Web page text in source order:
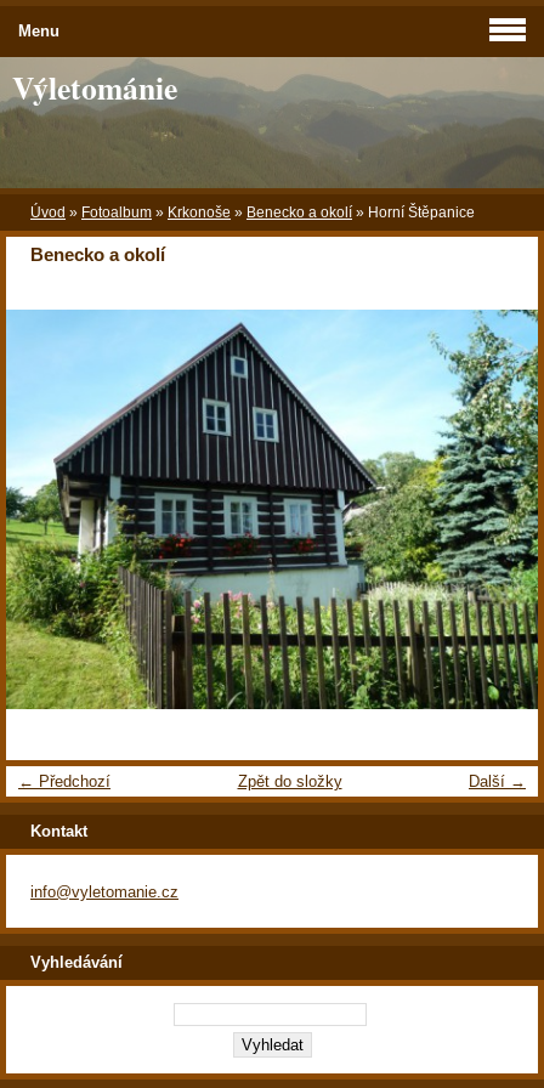
Výletománie
Úvod » Fotoalbum » Krkonoše » Benecko a okolí » Horní Štěpanice
Benecko a okolí
← Předchozí Další →
Zpět do složky
Menu
Kontakt
info@vyletomanie.cz
Vyhledávání